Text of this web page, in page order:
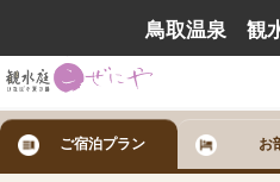
鳥取温泉 観
ご宿泊プラン お